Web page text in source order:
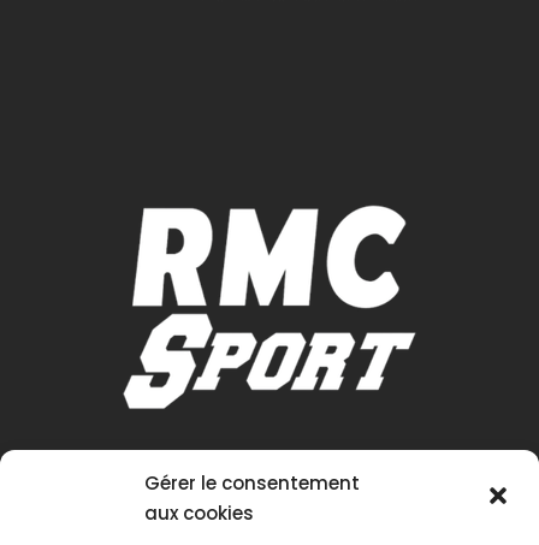
Gérer le consentement
aux cookies